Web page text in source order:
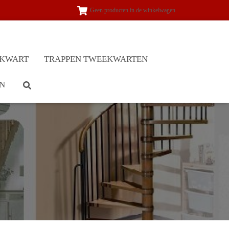
Geen producten in de winkelwagen.
TRAPPEN TWEEKWARTEN